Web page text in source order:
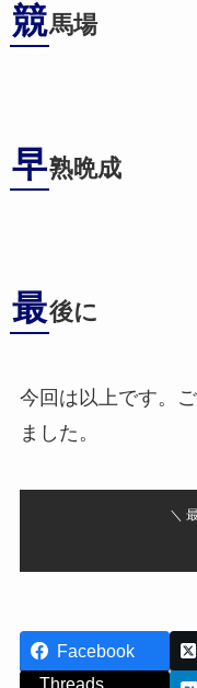
競馬場
早熟晩成
最後に
今回は以上です。
ました。
＼
Facebook
Threads